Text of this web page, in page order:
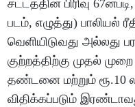
சட்டத்தின் பிரிவு
படம், எழுத்து)
வெளியிடுவது அல்லது
குற்றத்திற்கு முதல்
தண்டனை மற்றும் ரூ.10
விதிக்கப்படும்